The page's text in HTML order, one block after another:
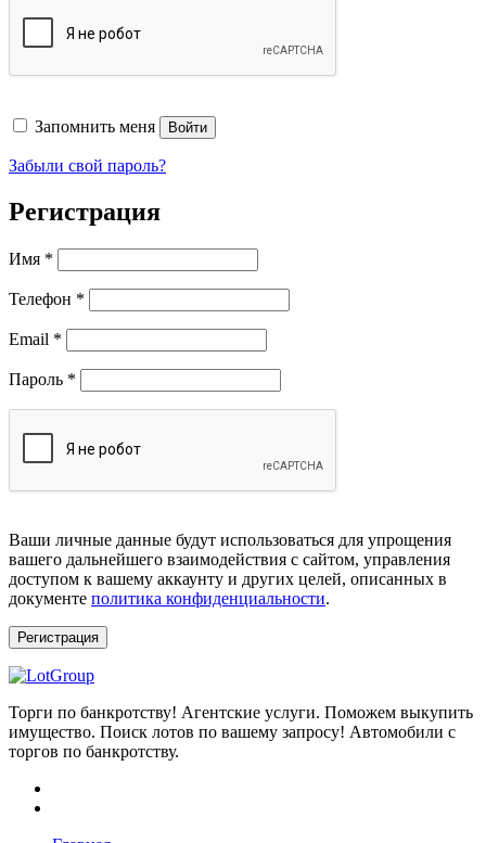
Запомнить меня Войти
Забыли свой пароль?
Регистрация
Имя *
Телефон *
Email *
Пароль *
Ваши личные данные будут использоваться для упрощения
вашего дальнейшего взаимодействия с сайтом, управления
доступом к вашему аккаунту и других целей, описанных в
документе политика конфиденциальности.
Регистрация
Торги по банкротству! Агентские услуги. Поможем выкупить
имущество. Поиск лотов по вашему запросу! Автомобили с
торгов по банкротству.